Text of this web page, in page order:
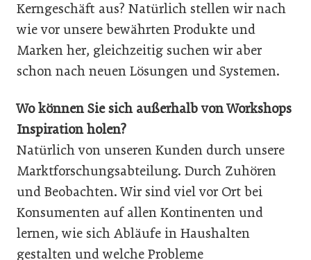
Kerngeschäft aus? Natürlich stellen wir nach
wie vor unsere bewährten Produkte und
Marken her, gleichzeitig suchen wir aber
schon nach neuen Lösungen und Systemen.
Wo können Sie sich außerhalb von Workshops
Inspiration holen?
Natürlich von unseren Kunden durch unsere
Marktforschungsabteilung. Durch Zuhören
und Beobachten. Wir sind viel vor Ort bei
Konsumenten auf allen Kontinenten und
lernen, wie sich Abläufe in Haushalten
gestalten und welche Probleme